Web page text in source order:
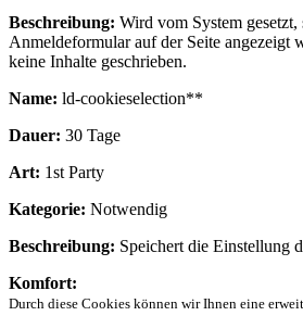
Beschreibung: Wird vom System gesetzt,
Anmeldeformular auf der Seite angezeigt
keine Inhalte geschrieben.
Name: ld-cookieselection**
Dauer: 30 Tage
Art: 1st Party
Kategorie: Notwendig
Beschreibung: Speichert die Einstellung
Komfort:
Durch diese Cookies können wir Ihnen eine